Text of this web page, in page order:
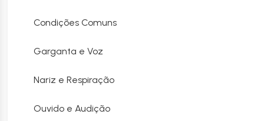
Condições Comuns
Garganta e Voz
Nariz e Respiração
Ouvido e Audição